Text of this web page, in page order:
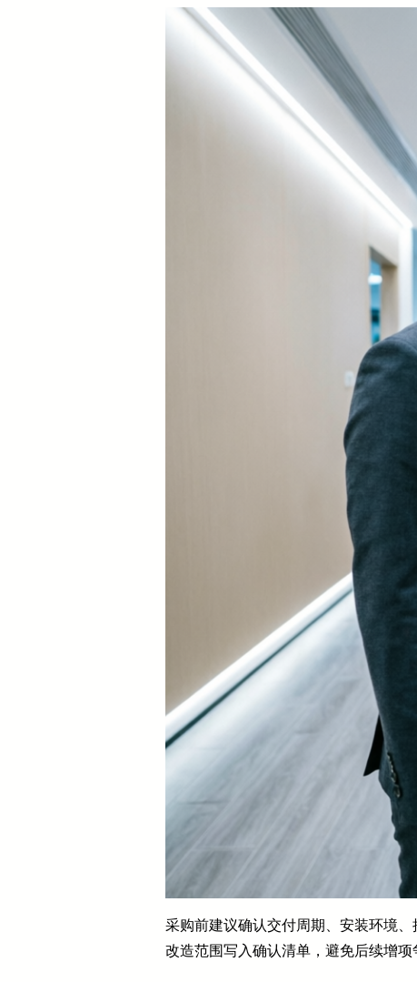
采购前建议确认交付周期、安装环境
改造范围写入确认清单，避免后续增项